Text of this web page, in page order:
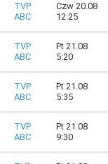
TVP
ABC
Czw 20.08
12:25
TVP
ABC
Pt 21.08
5:20
TVP
ABC
Pt 21.08
5:35
TVP
ABC
Pt 21.08
9:30